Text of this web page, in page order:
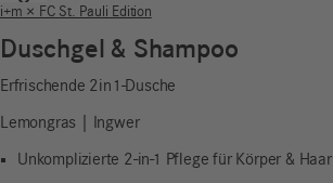
Zurück
Weiter
i+m × FC St. Pauli Edition
Duschgel & Shampoo
Erfrischende 2in1-Dusche
Lemongras | Ingwer
Unkomplizierte 2-in-1 Pflege für Körper & Haar